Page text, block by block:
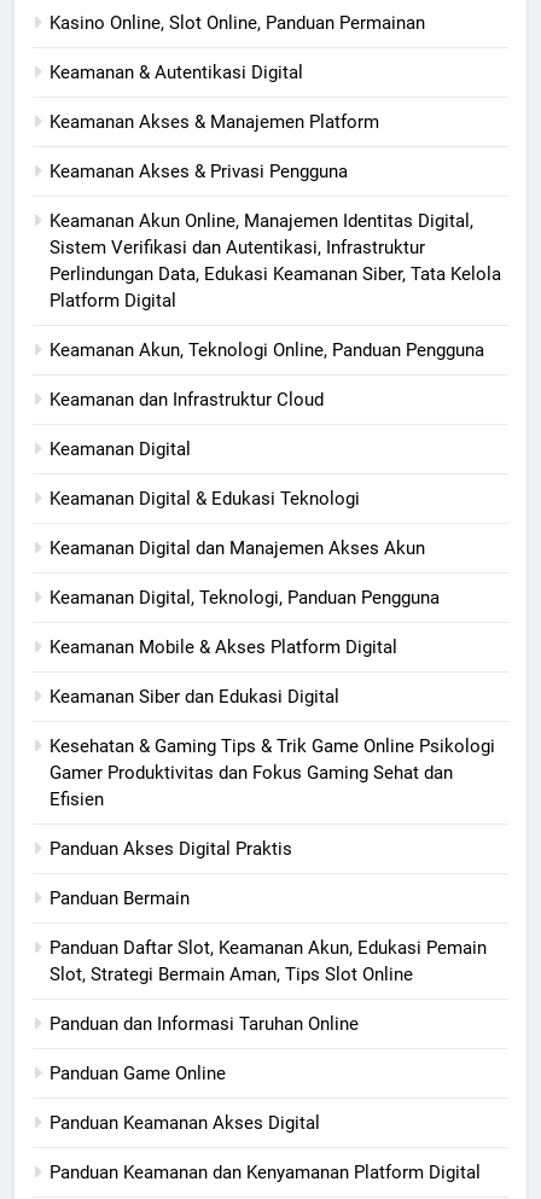
Kasino Online, Slot Online, Panduan Permainan
Keamanan & Autentikasi Digital
Keamanan Akses & Manajemen Platform
Keamanan Akses & Privasi Pengguna
Keamanan Akun Online, Manajemen Identitas Digital,
Sistem Verifikasi dan Autentikasi, Infrastruktur
Perlindungan Data, Edukasi Keamanan Siber, Tata Kelola
Platform Digital
Keamanan Akun, Teknologi Online, Panduan Pengguna
Keamanan dan Infrastruktur Cloud
Keamanan Digital
Keamanan Digital & Edukasi Teknologi
Keamanan Digital dan Manajemen Akses Akun
Keamanan Digital, Teknologi, Panduan Pengguna
Keamanan Mobile & Akses Platform Digital
Keamanan Siber dan Edukasi Digital
Kesehatan & Gaming Tips & Trik Game Online Psikologi
Gamer Produktivitas dan Fokus Gaming Sehat dan
Efisien
Panduan Akses Digital Praktis
Panduan Bermain
Panduan Daftar Slot, Keamanan Akun, Edukasi Pemain
Slot, Strategi Bermain Aman, Tips Slot Online
Panduan dan Informasi Taruhan Online
Panduan Game Online
Panduan Keamanan Akses Digital
Panduan Keamanan dan Kenyamanan Platform Digital